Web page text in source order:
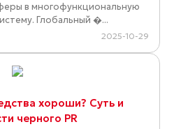
в многофункциональную
Глобальный �...
2025-10-29
хороши? Суть и
черного PR